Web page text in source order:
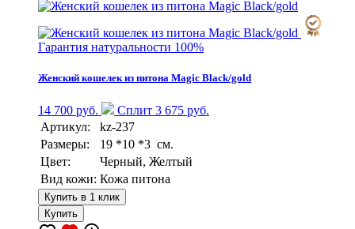
Гарантия натуральности 100%
Женский кошелек из питона Magic Black/gold
14 700 руб.
Сплит 3 675 руб.
Артикул:
kz-237
Размеры:
19 *10 *3 см.
Цвет:
Черный, Желтый
Вид кожи: Кожа питона
Купить в 1 клик
Купить